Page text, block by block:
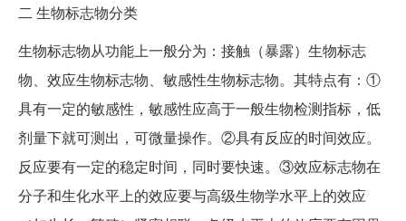
二 生物标志物分类
生物标志物从功能上一般分为：接触（暴露）生物标志
物、效应生物标志物、敏感性生物标志物。其特点有：①
具有一定的敏感性，敏感性应高于一般生物检测指标，低
剂量下就可测出，可微量操作。②具有反应的时间效应。
反应要有一定的稳定时间，同时要快速。③效应标志物在
分子和生化水平上的效应要与高级生物学水平上的效应